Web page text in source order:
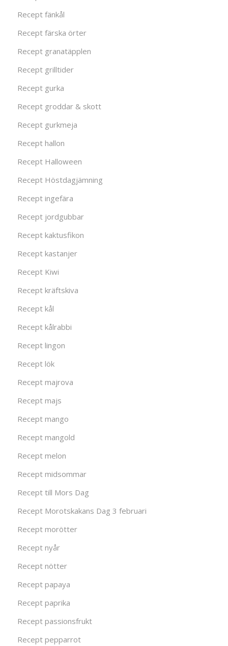
Recept fänkål
Recept färska örter
Recept granatäpplen
Recept grilltider
Recept gurka
Recept groddar & skott
Recept gurkmeja
Recept hallon
Recept Halloween
Recept Höstdagjämning
Recept ingefära
Recept jordgubbar
Recept kaktusfikon
Recept kastanjer
Recept Kiwi
Recept kräftskiva
Recept kål
Recept kålrabbi
Recept lingon
Recept lök
Recept majrova
Recept majs
Recept mango
Recept mangold
Recept melon
Recept midsommar
Recept till Mors Dag
Recept Morotskakans Dag 3 februari
Recept morötter
Recept nyår
Recept nötter
Recept papaya
Recept paprika
Recept passionsfrukt
Recept pepparrot